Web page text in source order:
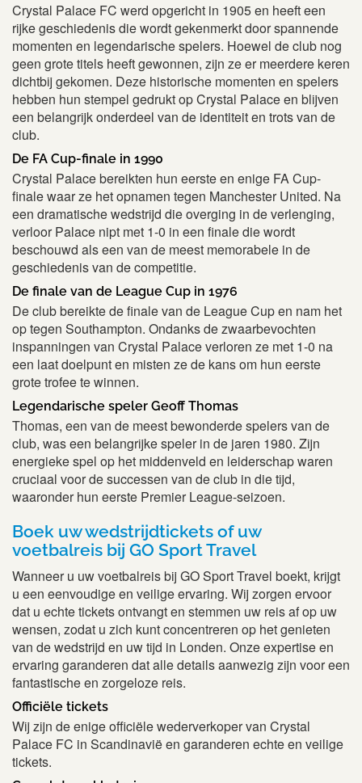
Crystal Palace FC werd opgericht in 1905 en heeft een
rijke geschiedenis die wordt gekenmerkt door spannende
momenten en legendarische spelers. Hoewel de club nog
geen grote titels heeft gewonnen, zijn ze er meerdere keren
dichtbij gekomen. Deze historische momenten en spelers
hebben hun stempel gedrukt op Crystal Palace en blijven
een belangrijk onderdeel van de identiteit en trots van de
club.
De FA Cup-finale in 1990
Crystal Palace bereikten hun eerste en enige FA Cup-
finale waar ze het opnamen tegen Manchester United. Na
een dramatische wedstrijd die overging in de verlenging,
verloor Palace nipt met 1-0 in een finale die wordt
beschouwd als een van de meest memorabele in de
geschiedenis van de competitie.
De finale van de League Cup in 1976
De club bereikte de finale van de League Cup en nam het
op tegen Southampton. Ondanks de zwaarbevochten
inspanningen van Crystal Palace verloren ze met 1-0 na
een laat doelpunt en misten ze de kans om hun eerste
grote trofee te winnen.
Legendarische speler Geoff Thomas
Thomas, een van de meest bewonderde spelers van de
club, was een belangrijke speler in de jaren 1980. Zijn
energieke spel op het middenveld en leiderschap waren
cruciaal voor de successen van de club in die tijd,
waaronder hun eerste Premier League-seizoen.
Boek uw wedstrijdtickets of uw
voetbalreis bij GO Sport Travel
Wanneer u uw voetbalreis bij GO Sport Travel boekt, krijgt
u een eenvoudige en veilige ervaring. Wij zorgen ervoor
dat u echte tickets ontvangt en stemmen uw reis af op uw
wensen, zodat u zich kunt concentreren op het genieten
van de wedstrijd en uw tijd in Londen. Onze expertise en
ervaring garanderen dat alle details aanwezig zijn voor een
fantastische en zorgeloze reis.
Officiële tickets
Wij zijn de enige officiële wederverkoper van Crystal
Palace FC in Scandinavië en garanderen echte en veilige
tickets.